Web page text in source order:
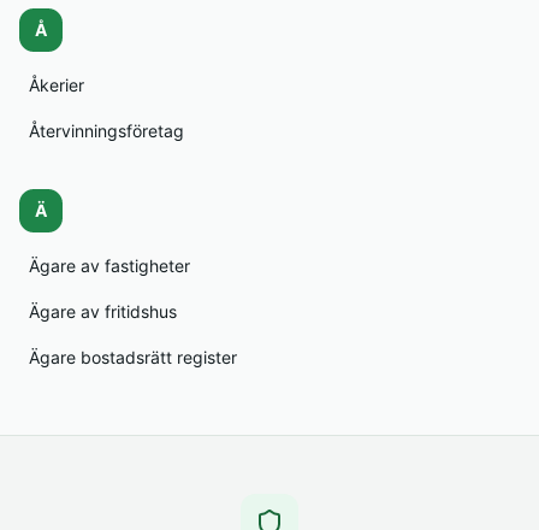
Å
Åkerier
Återvinningsföretag
Ä
Ägare av fastigheter
Ägare av fritidshus
Ägare bostadsrätt register